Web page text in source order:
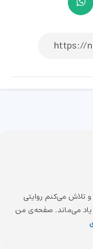
تلاش می‌کنم روایتی
یاد می‌ماند. صفحه‌ی من